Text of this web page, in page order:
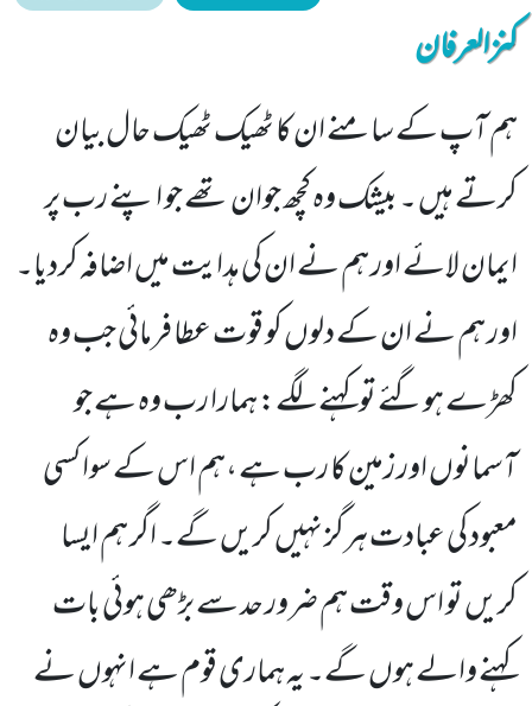
کنزالعرفان
ہم آپ کے سامنے ان کا ٹھیک ٹھیک حال بیان
کرتے ہیں ۔ بیشک وہ کچھ جوان تھے جو اپنے رب پر
ایمان لائے اور ہم نے ان کی ہدایت میں اضافہ کردیا۔
اور ہم نے ان کے دلوں کو قوت عطا فرمائی جب وہ
کھڑے ہوگئے تو کہنے لگے: ہمارا رب وہ ہے جو
آسمانوں اور زمین کا رب ہے ،ہم اس کے سوا کسی
معبود کی عبادت ہرگز نہیں کریں گے۔ اگر ہم ایسا
کریں تو اس وقت ہم ضرور حد سے بڑھی ہوئی بات
کہنے والے ہوں گے۔ یہ ہماری قوم ہے انہوں نے